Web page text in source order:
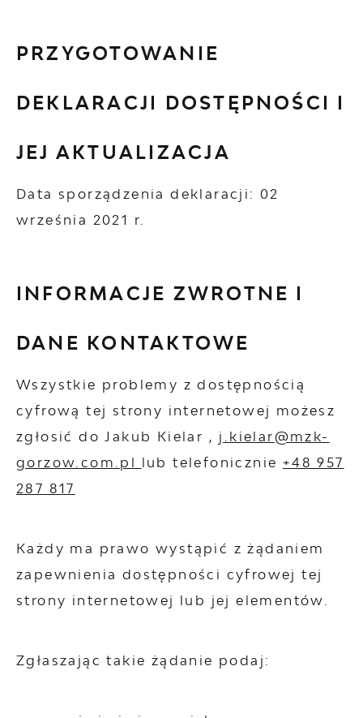
PRZYGOTOWANIE
DEKLARACJI DOSTĘPNOŚCI I
JEJ AKTUALIZACJA
Data sporządzenia deklaracji: 02
września 2021 r.
INFORMACJE ZWROTNE I
DANE KONTAKTOWE
Wszystkie problemy z dostępnością
cyfrową tej strony internetowej możesz
zgłosić doJakub Kielar , j.kielar@mzk-
gorzow.com.pl lub telefonicznie +48 957
287 817
Każdy ma prawo wystąpić z żądaniem
zapewnienia dostępności cyfrowej tej
strony internetowej lub jej elementów.
Zgłaszając takie żądanie podaj: